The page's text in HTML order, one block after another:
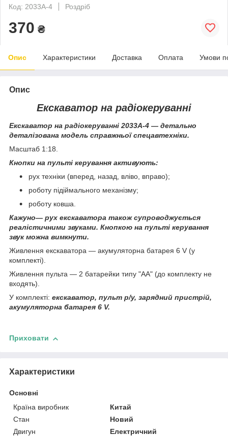
Код: 2033A-4
Роздріб
370 ₴
Опис Характеристики Доставка Оплата Умови
Опис
Екскаватор на радіокеруванні
Екскаватор на радіокеруванні 2033A-4 — детально
деталізована модель справжньої спецавтехніки.
Масштаб 1:18.
Кнопки на пульті керування активують:
рух техніки (вперед, назад, вліво, вправо);
роботу підіймального механізму;
роботу ковша.
Кажуно— рух екскаватора також супроводжується
реалістичними звуками. Кнопкою на пульті керування
звук можна вимкнути.
Живлення екскаватора — акумуляторна батарея 6 V (у
комплекті).
Живлення пульта — 2 батарейки типу "АА" (до комплекту не
входять).
У комплекті: екскаватор, пульт р/у, зарядний пристрій,
акумуляторна батарея 6 V.
Приховати
Характеристики
Основні
Країна виробник
Китай
Стан
Новий
Двигун
Електричний